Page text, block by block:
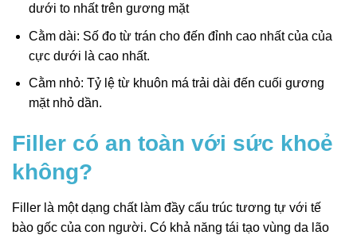
dưới to nhất trên gương mặt
Cằm dài: Số đo từ trán cho đến đỉnh cao nhất của của
cực dưới là cao nhất.
Cằm nhỏ: Tỷ lệ từ khuôn má trải dài đến cuối gương
mặt nhỏ dần.
Filler có an toàn với sức khoẻ
không?
Filler là một dạng chất làm đầy cấu trúc tương tự với tế
bào gốc của con người. Có khả năng tái tạo vùng da lão